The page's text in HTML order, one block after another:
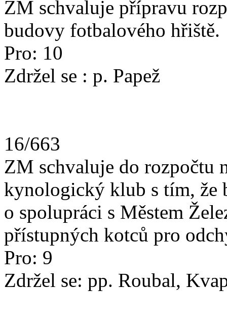
ZM schvaluje přípravu
budovy fotbalového hřiště.
Pro: 10
Zdržel se : p. Papež
16/663
ZM schvaluje do rozpočtu
kynologický klub s tím, že
o spolupráci s Městem
přístupných kotců pro
Pro: 9
Zdržel se: pp. Roubal,